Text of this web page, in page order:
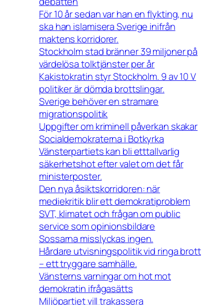
För 10 år sedan var han en flykting, nu
ska han islamisera Sverige inifrån
maktens korridorer.
Stockholm stad bränner 39 miljoner på
värdelösa tolktjänster per år
Kakistokratin styr Stockholm. 9 av 10 V
politiker är dömda brottslingar.
Sverige behöver en stramare
migrationspolitik
Uppgifter om kriminell påverkan skakar
Socialdemokraterna i Botkyrka
Vänsterpartiets kan bli etttallvarlig
säkerhetshot efter valet om det får
ministerposter.
Den nya åsiktskorridoren: när
mediekritik blir ett demokratiproblem
SVT, klimatet och frågan om public
service som opinionsbildare
Sossarna misslyckas ingen.
Hårdare utvisningspolitik vid ringa brott
– ett tryggare samhälle.
Vänsterns varningar om hot mot
demokratin ifrågasätts
Miljöpartiet vill trakassera